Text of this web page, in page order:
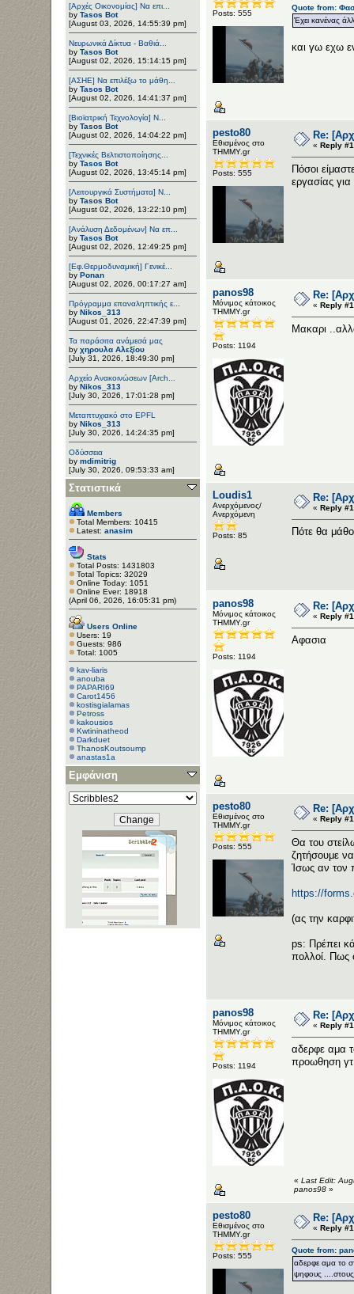
[Αρχές Οικονομίας] Να επι...
by Tasos Bot
[August 03, 2026, 14:55:39 pm]
Νευρωνικά Δίκτυα - Βαθιά...
by Tasos Bot
[August 02, 2026, 15:14:15 pm]
[ΑΣΗΕ] Να επιλέξω το μάθη...
by Tasos Bot
[August 02, 2026, 14:41:37 pm]
[Βιοϊατρική Τεχνολογία] Ν...
by Tasos Bot
[August 02, 2026, 14:04:22 pm]
[Τεχνικές Βελτιστοποίησης...
by Tasos Bot
[August 02, 2026, 13:45:14 pm]
[Λειτουργικά Συστήματα] Ν...
by Tasos Bot
[August 02, 2026, 13:22:10 pm]
[Ανάλυση Δεδομένων] Να επ...
by Tasos Bot
[August 02, 2026, 12:49:25 pm]
[Εφ.Θερμοδυναμική] Γενικέ...
by Ponan
[August 02, 2026, 00:17:27 am]
Πρόγραμμα επαναληπτικής ε...
by Nikos_313
[August 01, 2026, 22:47:39 pm]
Τα παράσιτα ανάμεσά μας
by χηρουλα Αλεξίου
[July 31, 2026, 18:49:30 pm]
Αρχείο Ανακοινώσεων [Arch...
by Nikos_313
[July 30, 2026, 17:01:28 pm]
Μεταπτυχιακό στο EPFL
by Nikos_313
[July 30, 2026, 14:24:35 pm]
Οδύσσεια
by mdimitrig
[July 30, 2026, 09:53:33 am]
Στατιστικά
Members
Total Members: 10415
Latest: anasim
Stats
Total Posts: 1431803
Total Topics: 32029
Online Today: 1051
Online Ever: 18918
(April 06, 2026, 16:05:31 pm)
Users Online
Users: 19
Guests: 986
Total: 1005
kav-liaris
anouba
PAPARI69
Carot1456
kostisgialamas
Petross
kakousios
Kwtininatheod
Darkduet
ThanosKoutsoump
anastas1a
Spyros.kleanthous
Belafonte
Dionysis Ch.
JoHn!
christina02
RogueSoftware
Εμφάνιση
Posts: 555
Quote from:
Έχει κανένας
και γω εχω
pesto80
Εθισμένος στο
ΤΗΜΜΥ.gr
Posts: 555
Re:
« Reply
Πόσοι
εργασίας
panos98
Μόνιμος κάτοικος
ΤΗΜΜΥ.gr
Posts: 1194
Re:
« Reply
Μακαρι
Loudis1
Ανερχόμενος/
Ανερχόμενη
Posts: 85
Re:
« Reply
Πότε θα
panos98
Μόνιμος κάτοικος
ΤΗΜΜΥ.gr
Posts: 1194
Re:
« Reply
Αφασια
pesto80
Εθισμένος στο
ΤΗΜΜΥ.gr
Posts: 555
Re:
« Reply
Θα του
ζητήσουμε
Ίσως αν τον
https://
(ας την
ps: Πρέπει
πολλοί. Πως
panos98
Μόνιμος κάτοικος
ΤΗΜΜΥ.gr
Posts: 1194
Re:
« Reply
αδερφε αμα
προωθηση γτ
« Last Edit:
panos98 »
pesto80
Εθισμένος στο
ΤΗΜΜΥ.gr
Posts: 555
Re:
« Reply
Quote from:
αδερφε αμα το
ψηφους ....στους